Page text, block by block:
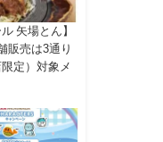
矢場とん】
販売は3通り
定）対象メ